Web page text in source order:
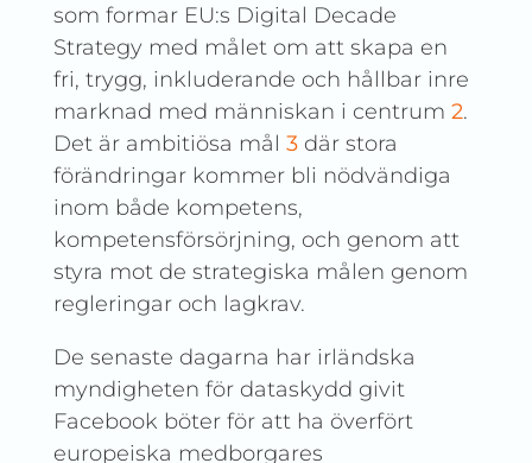
som formar EU:s Digital Decade
Strategy med målet om att skapa en
fri, trygg, inkluderande och hållbar inre
marknad med människan i centrum 2.
Det är ambitiösa mål 3där stora
förändringar kommer bli nödvändiga
inom både kompetens,
kompetensförsörjning, och genom att
styra mot de strategiska målen genom
regleringar och lagkrav.
De senaste dagarna har irländska
myndigheten för dataskydd givit
Facebook böter för att ha överfört
europeiska medborgares